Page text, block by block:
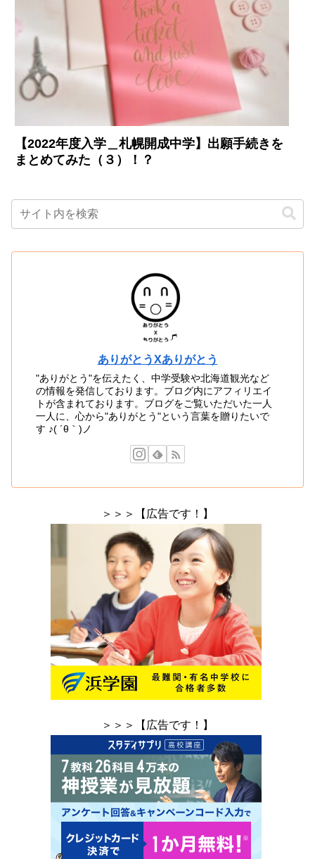
【2022年度入学＿札幌開成中学】出願手続きを
まとめてみた（３）！？
ありがとうXありがとう
"ありがとう"を伝えたく、中学受験や北海道観光など
の情報を発信しております。ブログ内にアフィリエイ
トが含まれております。ブログをご覧いただいた一人
一人に、心から"ありがとう"という言葉を贈りたいで
す ♪( ´θ｀)ノ
＞＞＞【広告です！】
＞＞＞【広告です！】